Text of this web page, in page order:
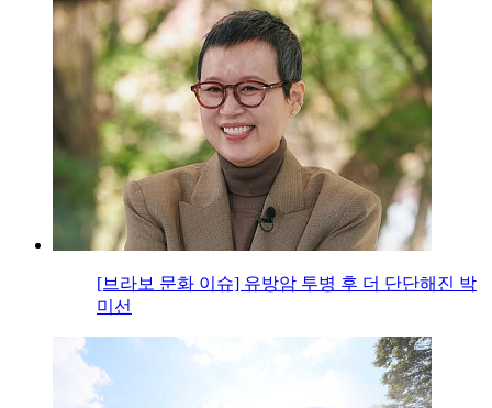
[브라보 문화 이슈] 유방암 투병 후 더 단단해진 박
미선